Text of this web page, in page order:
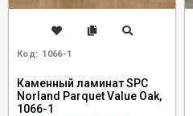
Код: 1066-1
Каменный ламинат SPC
Norland Parquet Value Oak,
1066-1